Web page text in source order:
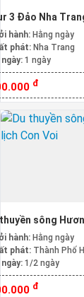
3 Đảo Nha
hành: Hằng ngày
phát: Nha Trang
1 ngày
đ
sông
hành: Hằng ngày
phát: Thành Phố
1/2 ngày
đ